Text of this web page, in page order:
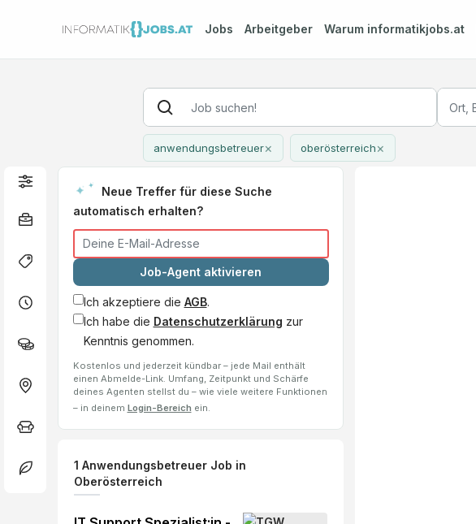
Jobs Arbeitgeber Warum informatikjobs.at
anwendungsbetreuer× oberösterreich×
Neue Treffer für diese Suche
automatisch erhalten?
Job-Agent aktivieren
Ich akzeptiere die AGB.
Ich habe die Datenschutzerklärung zur
Kenntnis genommen.
Kostenlos und jederzeit kündbar – jede Mail enthält
einen Abmelde-Link. Umfang, Zeitpunkt und Schärfe
deines Agenten stellst du – wie viele weitere Funktionen
– in deinem Login-Bereich ein.
1 Anwendungsbetreuer Job in
Oberösterreich